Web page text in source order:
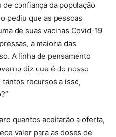
confiança da população
pediu que as pessoas
de suas vacinas Covid-19
a maioria das
A linha de pensamento
diz que é do nosso
recursos a isso,
quantos aceitarão a oferta,
valer para as doses de